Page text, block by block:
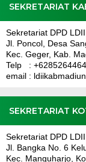
SEKRETARIAT
Sekretariat DPD
Jl. Poncol, Desa
Kec. Geger, Kab.
Telp :
email :
SEKRETARIAT
Sekretariat DPD
Jl. Bangka No. 6
Kec. Manguharjo,